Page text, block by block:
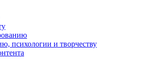
психологии и творчеству